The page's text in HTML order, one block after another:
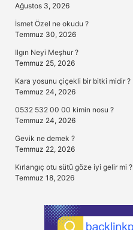
Ağustos 3, 2026
İsmet Özel ne okudu ?
Temmuz 30, 2026
Ilgın Neyi Meşhur ?
Temmuz 25, 2026
Kara yosunu çiçekli bir bitki midir ?
Temmuz 24, 2026
0532 532 00 00 kimin nosu ?
Temmuz 24, 2026
Gevik ne demek ?
Temmuz 22, 2026
Kırlangıç otu sütü göze iyi gelir mi ?
Temmuz 18, 2026